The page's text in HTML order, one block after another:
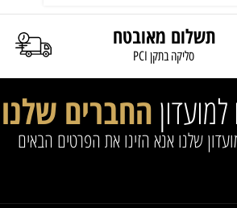
תשלום מאובטח
סליקה בתקן PCI
החברים שלנו
שלנו אנא הזינו את הפרטים הבאים